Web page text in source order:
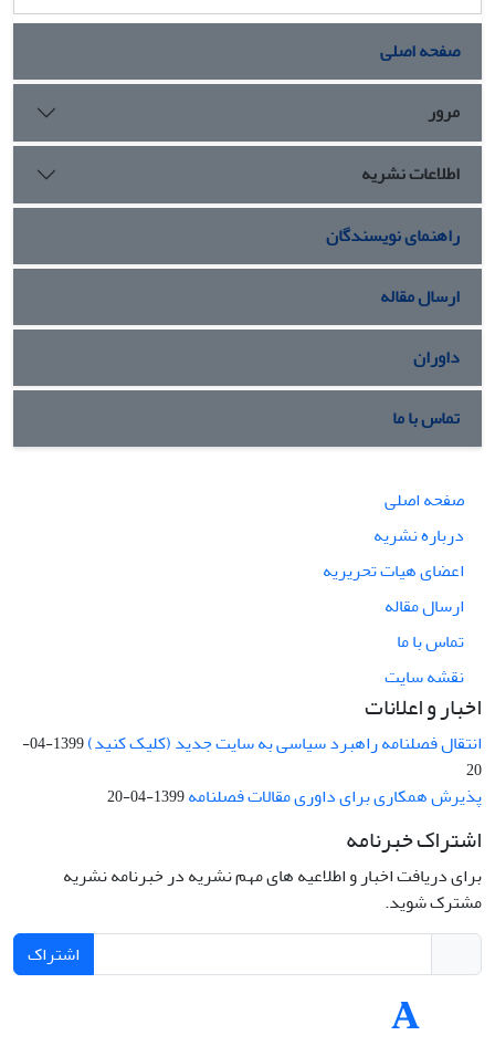
صفحه اصلی
مرور
اطلاعات نشریه
راهنمای نویسندگان
ارسال مقاله
داوران
تماس با ما
صفحه اصلی
درباره نشریه
اعضای هیات تحریریه
ارسال مقاله
تماس با ما
نقشه سایت
اخبار و اعلانات
انتقال فصلنامه راهبرد سیاسی به سایت جدید (کلیک کنید)
1399-04-
20
پذیرش همکاری برای داوری مقالات فصلنامه1399-04-20
اشتراک خبرنامه
برای دریافت اخبار و اطلاعیه های مهم نشریه در خبرنامه نشریه
مشترک شوید.
اشتراک